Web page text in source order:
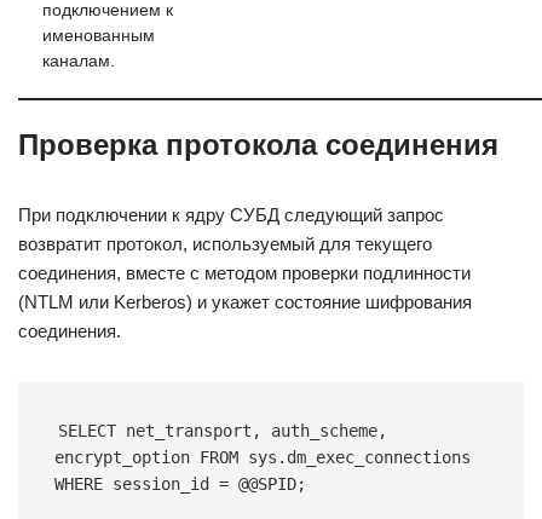
подключением к
именованным
каналам.
Проверка протокола соединения
При подключении к ядру СУБД следующий запрос
возвратит протокол, используемый для текущего
соединения, вместе с методом проверки подлинности
(NTLM или Kerberos) и укажет состояние шифрования
соединения.
SELECT net_transport, auth_scheme,
encrypt_option FROM sys.dm_exec_connections
WHERE session_id = @@SPID;